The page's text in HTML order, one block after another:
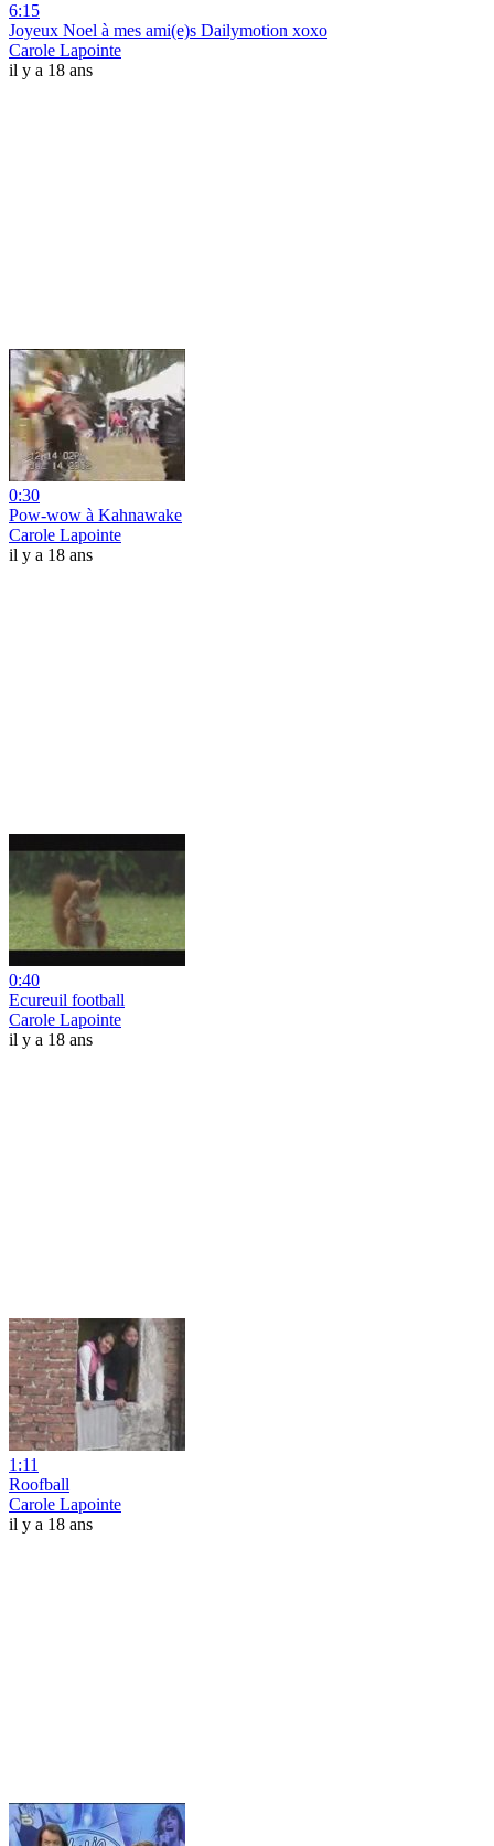
6:15
Joyeux Noel à mes ami(e)s Dailymotion xoxo
Carole Lapointe
il y a 18 ans
0:30
Pow-wow à Kahnawake
Carole Lapointe
il y a 18 ans
0:40
Ecureuil football
Carole Lapointe
il y a 18 ans
1:11
Roofball
Carole Lapointe
il y a 18 ans